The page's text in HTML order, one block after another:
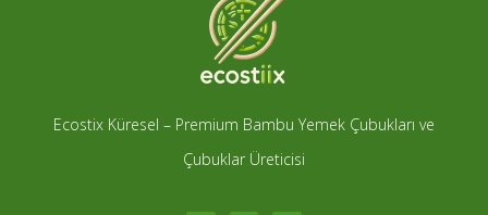
Ecostix Küresel – Premium Bambu Yemek Çubukları ve
Çubuklar Üreticisi